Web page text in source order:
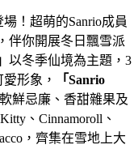
場！超萌的Sanrio成員
伴你開展冬日飄雪派
」 以冬季仙境為主題，3
形象，
「Sanrio
鮮忌廉、香甜雜果及
、Cinnamoroll、
，齊集在雪地上大